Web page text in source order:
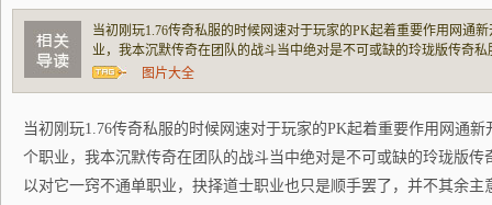
当初刚玩1.76传奇私服的时候网速对于玩家的PK起着重要作用网通
业，我本沉默传奇在团队的战斗当中绝对是不可或缺的玲珑版传奇
不通单职业，抉择道士职业也只是顺手罢了，并不其余主意。而我
友人给笑话逝世，详细的意思就是道士就是
图片大全
当初刚玩1.76传奇私服的时候网速对于玩家的PK起着重要作用网通
个职业，我本沉默传奇在团队的战斗当中绝对是不可或缺的玲珑版
以对它一窍不通单职业，抉择道士职业也只是顺手罢了，并不其余